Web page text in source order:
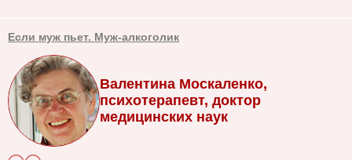
Если муж пьет. Муж-алкоголик
Валентина Москаленко,
психотерапевт, доктор
медицинских наук